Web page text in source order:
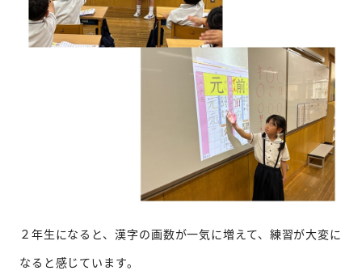
２年生になると、漢字の画数が一気に増えて、練習が大変に
なると感じています。